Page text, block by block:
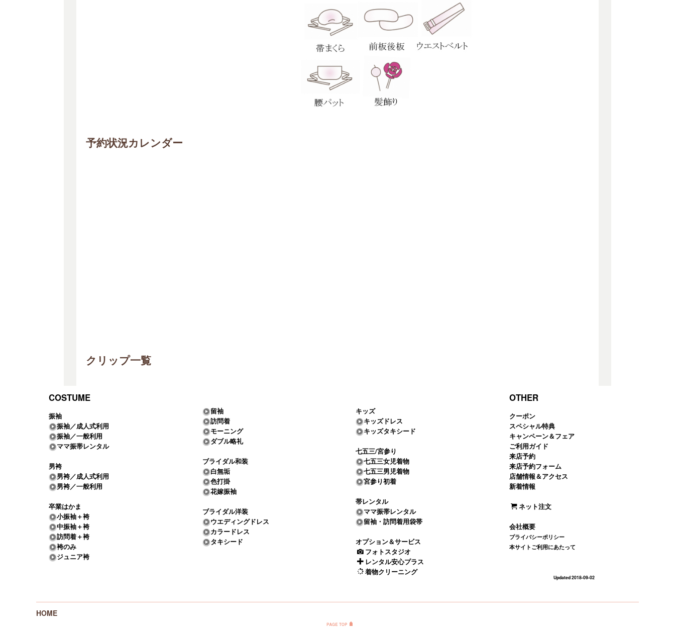
予約状況カレンダー
クリップ一覧
COSTUME
振袖
振袖／成人式利用
振袖／一般利用
ママ振帯レンタル
男袴
男袴／成人式利用
男袴／一般利用
卒業はかま
小振袖＋袴
中振袖＋袴
訪問着＋袴
袴のみ
ジュニア袴
留袖
訪問着
モーニング
ダブル略礼
ブライダル和装
白無垢
色打掛
花嫁振袖
ブライダル洋装
ウエディングドレス
カラードレス
タキシード
キッズ
キッズドレス
キッズタキシード
七五三/宮参り
七五三女児着物
七五三男児着物
宮参り初着
帯レンタル
ママ振帯レンタル
留袖・訪問着用袋帯
オプション＆サービス
フォトスタジオ
レンタル安心プラス
着物クリーニング
OTHER
クーポン
スペシャル特典
キャンペーン＆フェア
ご利用ガイド
来店予約
来店予約フォーム
店舗情報＆アクセス
新着情報
ネット注文
会社概要
プライバシーポリシー
本サイトご利用にあたって
Updated 2018-09-02
HOME